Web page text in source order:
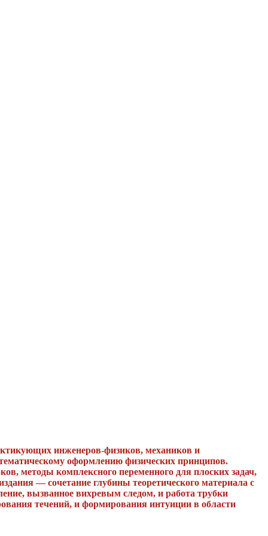
инженеров-физиков, механиков и
оформлению физических принципов.
методы комплексного переменного для плоских задач,
— сочетание глубины теоретического материала с
вызванное вихревым следом, и работа трубки
течений, и формирования интуиции в области